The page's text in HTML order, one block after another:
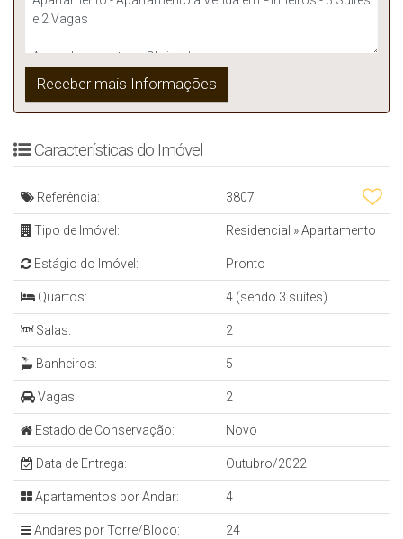
Características do Imóvel
Referência: 3807
Tipo de Imóvel: Residencial »Apartamento
Estágio do Imóvel: Pronto
Quartos: 4 (sendo 3 suítes)
Salas: 2
Banheiros: 5
Vagas: 2
Estado de Conservação: Novo
Data de Entrega: Outubro/2022
Apartamentos por Andar: 4
Andares por Torre/Bloco: 24